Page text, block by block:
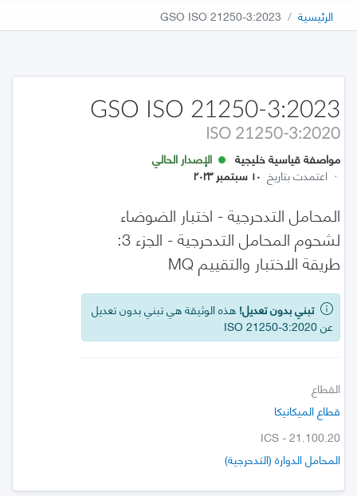
الرئيسية GSO ISO 21250-3:2023
GSO ISO 21250-3:2023
ISO 21250-3:2020
مواصفة قياسية خليجية
الإصدار الحالي
· اعتمدت بتاريخ ١٠ سبتمبر ٢٠٢٣
المحامل التدحرجية - اختبار الضوضاء
لشحوم المحامل التدحرجية - الجزء 3:
طريقة الاختبار والتقييم MQ
تبني بدون تعديل! هذه الوثيقة هي تبني بدون تعديل
عن ISO 21250-3:2020
القطاع
قطاع الميكانيكا
ICS - 21.100.20
المحامل الدوارة (التدحرجية)